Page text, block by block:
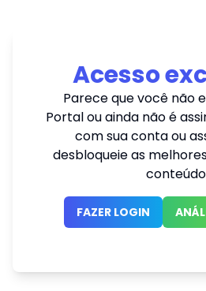
Acesso
Parece que você não
Portal ou ainda não é
com sua conta ou
desbloqueie as
FAZER LOGIN